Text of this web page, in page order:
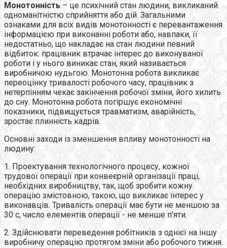
Монотонність – це психічний стан людини, викликаний
одноманітністю сприйняття або дій. Загальними
ознаками для всіх видів монотонності є перевантаження
інформацією при виконанні роботи або, навпаки, її
недостатньо, що накладає на стан людини певний
відбиток: працівник втрачає інтерес до виконуваної
роботи і у нього виникає стан, який називається
виробничою нудьгою. Монотонна робота викликає
переоцінку тривалості робочого часу, працівник з
нетерпінням чекає закінчення робочої зміни, його хилить
до сну. Монотонна робота погіршує економічні
показники, підвищується травматизм, аварійність,
зростає плинність кадрів.
Основні заходи із зменшення впливу монотонності на
людину:
1. Проектування технологічного процесу, кожної
трудової операції при конвеєрній організації праці,
необхідних виробництву, так, щоб зробити кожну
операцію змістовною, такою, що викликає інтерес у
виконавців. Тривалість операції має бути не меншою за
30 с, число елементів операції - не менше п'яти.
2. Здійснювати переведення робітників з однієї на іншу
виробничу операцію протягом зміни або робочого тижня.